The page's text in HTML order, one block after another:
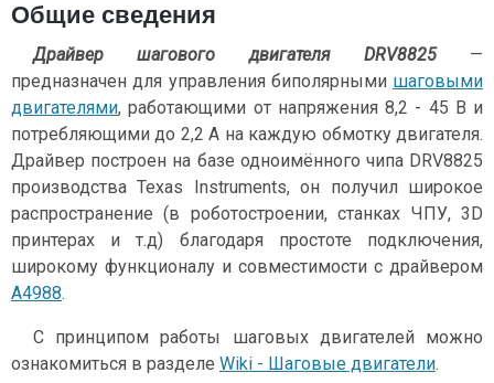
Общие сведения
Драйвер шагового двигателя DRV8825—
предназначен для управления биполярными шаговыми
двигателями, работающими от напряжения 8,2 - 45 В и
потребляющими до 2,2 А на каждую обмотку двигателя.
Драйвер построен на базе одноимённого чипа DRV8825
производства Texas Instruments, он получил широкое
распространение (в роботостроении, станках ЧПУ, 3D
принтерах и т.д) благодаря простоте подключения,
широкому функционалу и совместимости с драйвером
A4988.
С принципом работы шаговых двигателей можно
ознакомиться в разделе Wiki - Шаговые двигатели.